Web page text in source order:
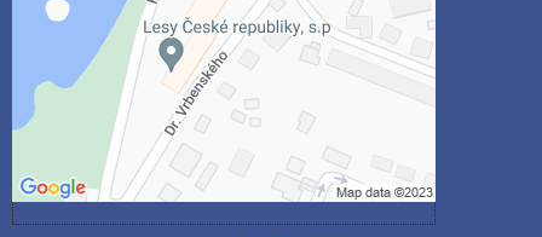
Povolit jednou
Povolit a zapamatovat - souhlas s druhem
cookie: Funkční
Otevřít obsah v novém okně